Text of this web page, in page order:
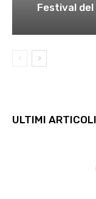
Festival
ULTIMI ARTICOLI